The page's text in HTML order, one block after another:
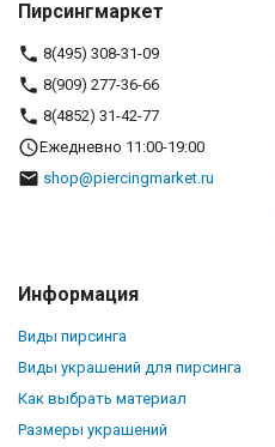
Пирсингмаркет
8(495) 308-31-09
8(909) 277-36-66
8(4852) 31-42-77
Ежедневно 11:00-19:00
shop@piercingmarket.ru
Информация
Виды пирсинга
Виды украшений для пирсинга
Как выбрать материал
Размеры украшений